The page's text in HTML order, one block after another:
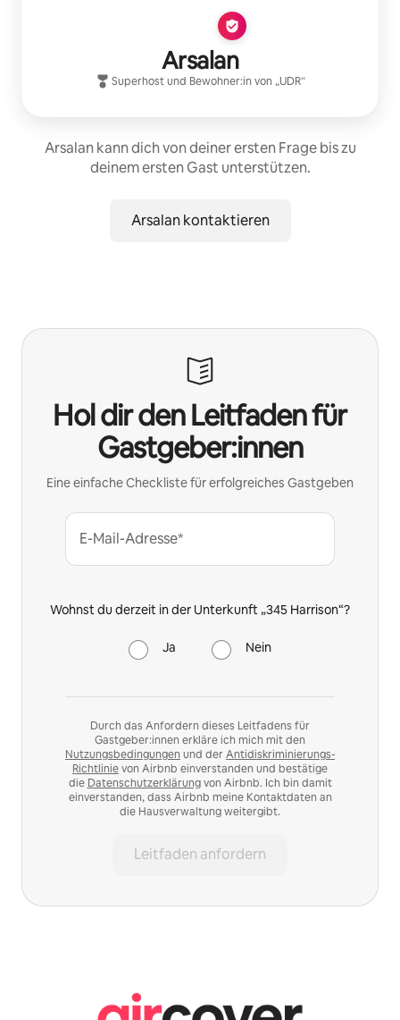
Arsalan
Superhost und Bewohner:in von „UDR“
Arsalan kann dich von deiner ersten Frage bis zu
deinem ersten Gast unterstützen.
Arsalan kontaktieren
Hol dir den Leitfaden für
Gastgeber:innen
Eine einfache Checkliste für erfolgreiches Gastgeben
E-Mail-Adresse*
Wohnst du derzeit in der Unterkunft „345 Harrison“?
Ja Nein
Durch das Anfordern dieses Leitfadens für
Gastgeber:innen erkläre ich mich mit den
Nutzungsbedingungen und der Antidiskriminierungs-
Richtlinievon Airbnb einverstanden und bestätige
die Datenschutzerklärungvon Airbnb. Ich bin damit
einverstanden, dass Airbnb meine Kontaktdaten an
die Hausverwaltung weitergibt.
Leitfaden anfordern